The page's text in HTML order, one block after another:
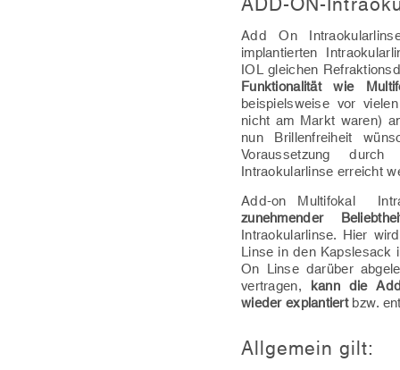
Add On
implantierten
IOL gleichen
Funktionalität wie
beispielsweise vor
nicht am Markt waren)
nun Brillenfreiheit
Voraussetzung
Intraokularlinse erreicht
Add-on Multifokal
zunehmender
Intraokularlinse. Hier
Linse in den Kapslesack
On Linse darüber
vertragen, kann die
wieder explantiertbzw.
Allgemein gilt: